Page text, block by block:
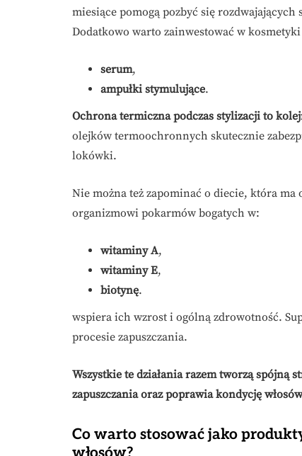
miesiące pomogą pozbyć się
Dodatkowo warto zainwestować w
serum,
ampułki stymulujące.
Ochrona termiczna podczas stylizacji to
olejków termoochronnych skutecznie
lokówki.
Nie można też zapominać o diecie, która ma
organizmowi pokarmów bogatych w:
witaminy A,
witaminy E,
biotynę.
wspiera ich wzrost i ogólną zdrowotność.
procesie zapuszczania.
Wszystkie te działania razem tworzą spójną
zapuszczania oraz poprawia kondycję
Co warto stosować jako